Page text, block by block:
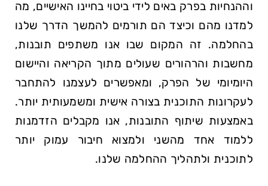
וההנחיות בפרק באים לידי ביטוי בחיינו האישיים, מה
למדנו מהם וכיצד הם תורמים להמשך הדרך שלנו
בהחלמה. זה המקום שבו אנו משתפים תובנות,
מחשבות והרהורים שעולים מתוך הקריאה והיישום
היומיומי של הפרק, ומאפשרים לעצמנו להתחבר
לעקרונות התוכנית בצורה אישית ומשמעותית יותר.
באמצעות שיתוף התובנות, אנו מקבלים הזדמנות
ללמוד אחד מהשני ולמצוא חיבור עמוק יותר
לתוכנית ולתהליך ההחלמה שלנו.